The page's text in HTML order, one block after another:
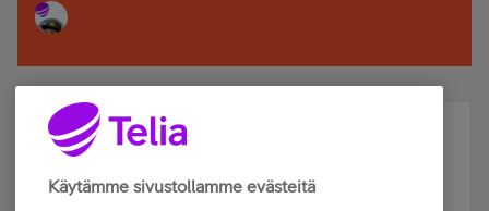
Älä jää paitsi – osallistu ja voita!
Tilaa Telian uutiskirje ja olet mukana arvonnassa.
Käytämme sivustollamme evästeitä